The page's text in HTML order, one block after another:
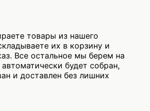
товары из нашего
их в корзину и
Все остальное мы берем на
будет собран,
и доставлен без лишних